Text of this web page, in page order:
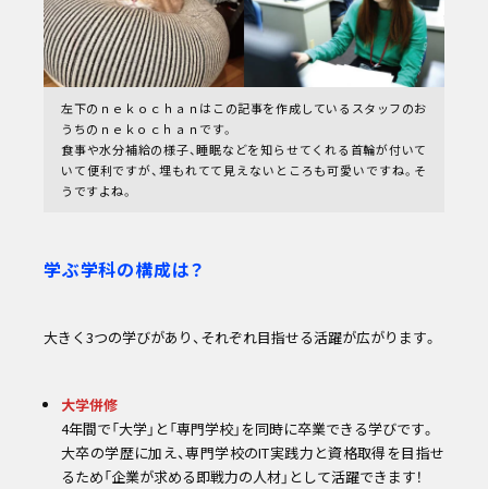
左下のｎｅｋｏｃｈａｎはこの記事を作成しているスタッフのお
うちのｎｅｋｏｃｈａｎです。
食事や水分補給の様子、睡眠などを知らせてくれる首輪が付いて
いて便利ですが、埋もれてて見えないところも可愛いですね。そ
うですよね。
学ぶ学科の構成は？
大きく3つの学びがあり、それぞれ目指せる活躍が広がります。
大学併修
4年間で「大学」と「専門学校」を同時に卒業できる学びです。
大卒の学歴に加え、専門学校のIT実践力と資格取得を目指せ
るため「企業が求める即戦力の人材」として活躍できます！